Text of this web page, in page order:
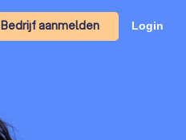
Bedrijf aanmelden Login